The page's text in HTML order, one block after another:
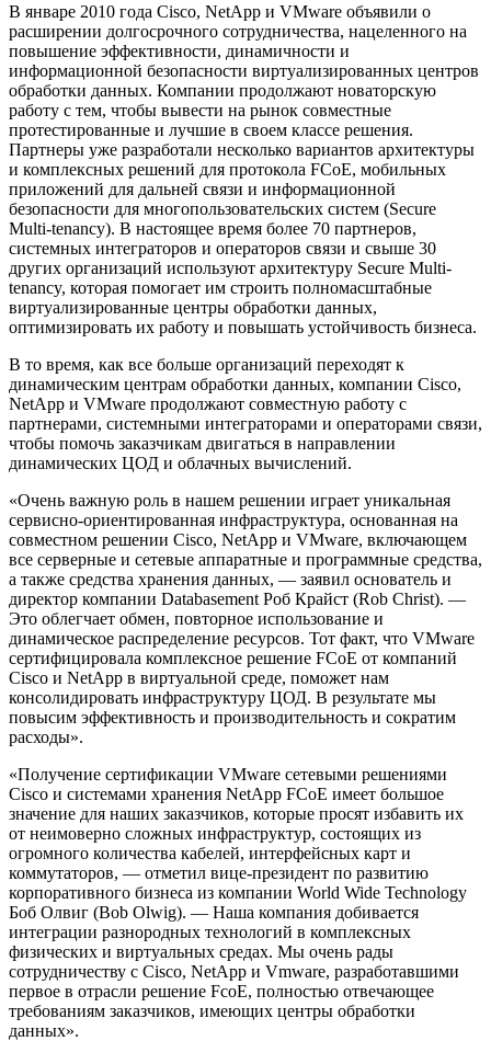
В январе 2010 года Cisco, NetApp и VMware объявили о
расширении долгосрочного сотрудничества, нацеленного на
повышение эффективности, динамичности и
информационной безопасности виртуализированных центров
обработки данных. Компании продолжают новаторскую
работу с тем, чтобы вывести на рынок совместные
протестированные и лучшие в своем классе решения.
Партнеры уже разработали несколько вариантов архитектуры
и комплексных решений для протокола FCoE, мобильных
приложений для дальней связи и информационной
безопасности для многопользовательских систем (Secure
Multi-tenancy). В настоящее время более 70 партнеров,
системных интеграторов и операторов связи и свыше 30
других организаций используют архитектуру Secure Multi-
tenancy, которая помогает им строить полномасштабные
виртуализированные центры обработки данных,
оптимизировать их работу и повышать устойчивость бизнеса.
В то время, как все больше организаций переходят к
динамическим центрам обработки данных, компании Cisco,
NetApp и VMware продолжают совместную работу с
партнерами, системными интеграторами и операторами связи,
чтобы помочь заказчикам двигаться в направлении
динамических ЦОД и облачных вычислений.
«Очень важную роль в нашем решении играет уникальная
сервисно-ориентированная инфраструктура, основанная на
совместном решении Cisco, NetApp и VMware, включающем
все серверные и сетевые аппаратные и программные средства,
а также средства хранения данных, — заявил основатель и
директор компании Databasement Роб Крайст (Rob Christ). —
Это облегчает обмен, повторное использование и
динамическое распределение ресурсов. Тот факт, что VMware
сертифицировала комплексное решение FCoE от компаний
Cisco и NetApp в виртуальной среде, поможет нам
консолидировать инфраструктуру ЦОД. В результате мы
повысим эффективность и производительность и сократим
расходы».
«Получение сертификации VMware сетевыми решениями
Cisco и системами хранения NetApp FCoE имеет большое
значение для наших заказчиков, которые просят избавить их
от неимоверно сложных инфраструктур, состоящих из
огромного количества кабелей, интерфейсных карт и
коммутаторов, — отметил вице-президент по развитию
корпоративного бизнеса из компании World Wide Technology
Боб Олвиг (Bob Olwig). — Наша компания добивается
интеграции разнородных технологий в комплексных
физических и виртуальных средах. Мы очень рады
сотрудничеству с Cisco, NetApp и Vmware, разработавшими
первое в отрасли решение FcoE, полностью отвечающее
требованиям заказчиков, имеющих центры обработки
данных».